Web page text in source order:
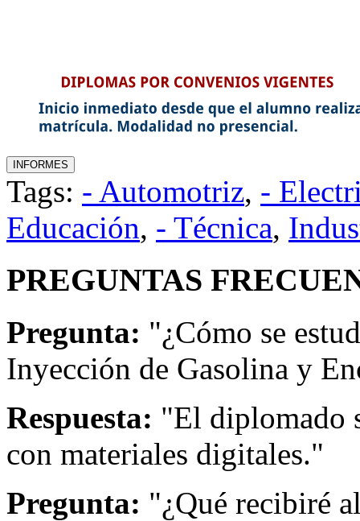
Tags: - Automotriz, -
Educación, - Técnica,
PREGUNTAS
Pregunta: "¿Cómo se
Inyección de Gasolina y
Respuesta: "El diplomado
con materiales digitales."
Pregunta: "¿Qué recibiré